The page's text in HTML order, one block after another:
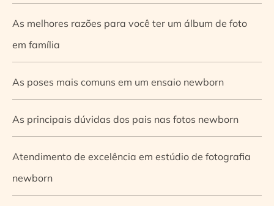
As melhores razões para você ter um álbum de foto
em família
As poses mais comuns em um ensaio newborn
As principais dúvidas dos pais nas fotos newborn
Atendimento de excelência em estúdio de fotografia
newborn